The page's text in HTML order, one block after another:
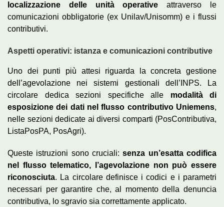
localizzazione delle unità operative attraverso le
comunicazioni obbligatorie (ex Unilav/Unisomm) e i flussi
contributivi.
Aspetti operativi: istanza e comunicazioni contributive
Uno dei punti più attesi riguarda la concreta gestione
dell’agevolazione nei sistemi gestionali dell’INPS. La
circolare dedica sezioni specifiche alle modalità di
esposizione dei dati nel flusso contributivo Uniemens,
nelle sezioni dedicate ai diversi comparti (PosContributiva,
ListaPosPA, PosAgri).
Queste istruzioni sono cruciali:senza un’esatta codifica
nel flusso telematico, l’agevolazione non può essere
riconosciuta. La circolare definisce i codici e i parametri
necessari per garantire che, al momento della denuncia
contributiva, lo sgravio sia correttamente applicato.